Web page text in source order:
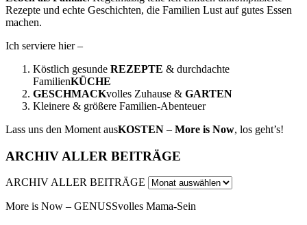
Rezepte und echte Geschichten, die Familien Lust auf gutes Essen
machen.
Ich serviere hier –
Köstlich gesunde REZEPTE & durchdachte
FamilienKÜCHE
GESCHMACKvolles Zuhause & GARTEN
Kleinere & größere Familien-Abenteuer
Lass uns den Moment ausKOSTEN – More is Now, los geht’s!
ARCHIV ALLER BEITRÄGE
ARCHIV ALLER BEITRÄGE
More is Now – GENUSSvolles Mama-Sein